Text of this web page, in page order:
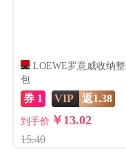
LOEWE罗意威收纳
包
券 1 VIP 返1.38
到手价 ￥13.02
15.40